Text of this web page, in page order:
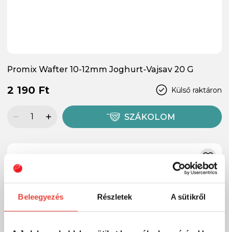
Beleegyezés Részletek A sütikről
Promix Wafter 10-12mm Joghurt-Vajsav 20 G
Külső raktáron
2 190 Ft
SZÁKOLOM